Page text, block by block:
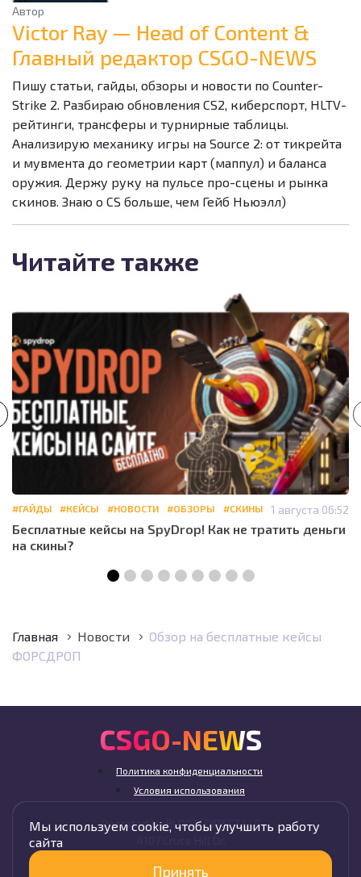
Автор
Victor Ray — Head of Content &
Главный редактор CSGO-NEWS
Пишу статьи, гайды, обзоры и новости по Counter-
Strike 2. Разбираю обновления CS2, киберспорт, HLTV-
рейтинги, трансферы и турнирные таблицы.
Анализирую механику игры на Source 2: от тикрейта
и мувмента до геометрии карт (маппул) и баланса
оружия. Держу руку на пульсе про-сцены и рынка
скинов. Знаю о CS больше, чем Гейб Ньюэлл)
Читайте также
#ГАЙДЫ #КЕЙСЫ #НОВОСТИ #ОБЗОРЫ #СКИНЫ 1 августа 06:52
Бесплатные кейсы на SpyDrop! Как не тратить деньги
на скины?
Главная Новости
Обзор на бесплатные кейсы
ФОРСДРОП
CSGO-NEWS
Политика конфиденциальности
Условия использования
Operated by BLOOM DIRECT LLC
Мы используем cookie, чтобы улучшить работу
сайта
Принять